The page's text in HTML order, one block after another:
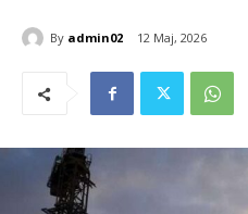
By admin02 12 Maj, 2026